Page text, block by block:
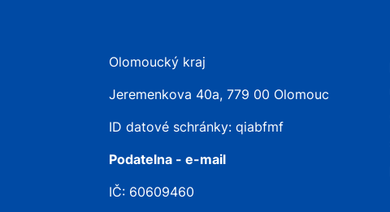
Olomoucký kraj
Jeremenkova 40a, 779 00 Olomouc
ID datové schránky: qiabfmf
Podatelna - e-mail
IČ: 60609460